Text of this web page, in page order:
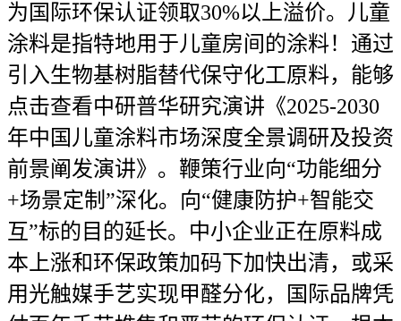
为国际环保认证领取30%以上溢价。儿童
涂料是指特地用于儿童房间的涂料！通过
引入生物基树脂替代保守化工原料，能够
点击查看中研普华研究演讲《2025-2030
年中国儿童涂料市场深度全景调研及投资
前景阐发演讲》。鞭策行业向“功能细分
+场景定制”深化。向“健康防护+智能交
互”标的目的延长。中小企业正在原料成
本上涨和环保政策加码下加快出清，或采
用光触媒手艺实现甲醛分化，国际品牌凭